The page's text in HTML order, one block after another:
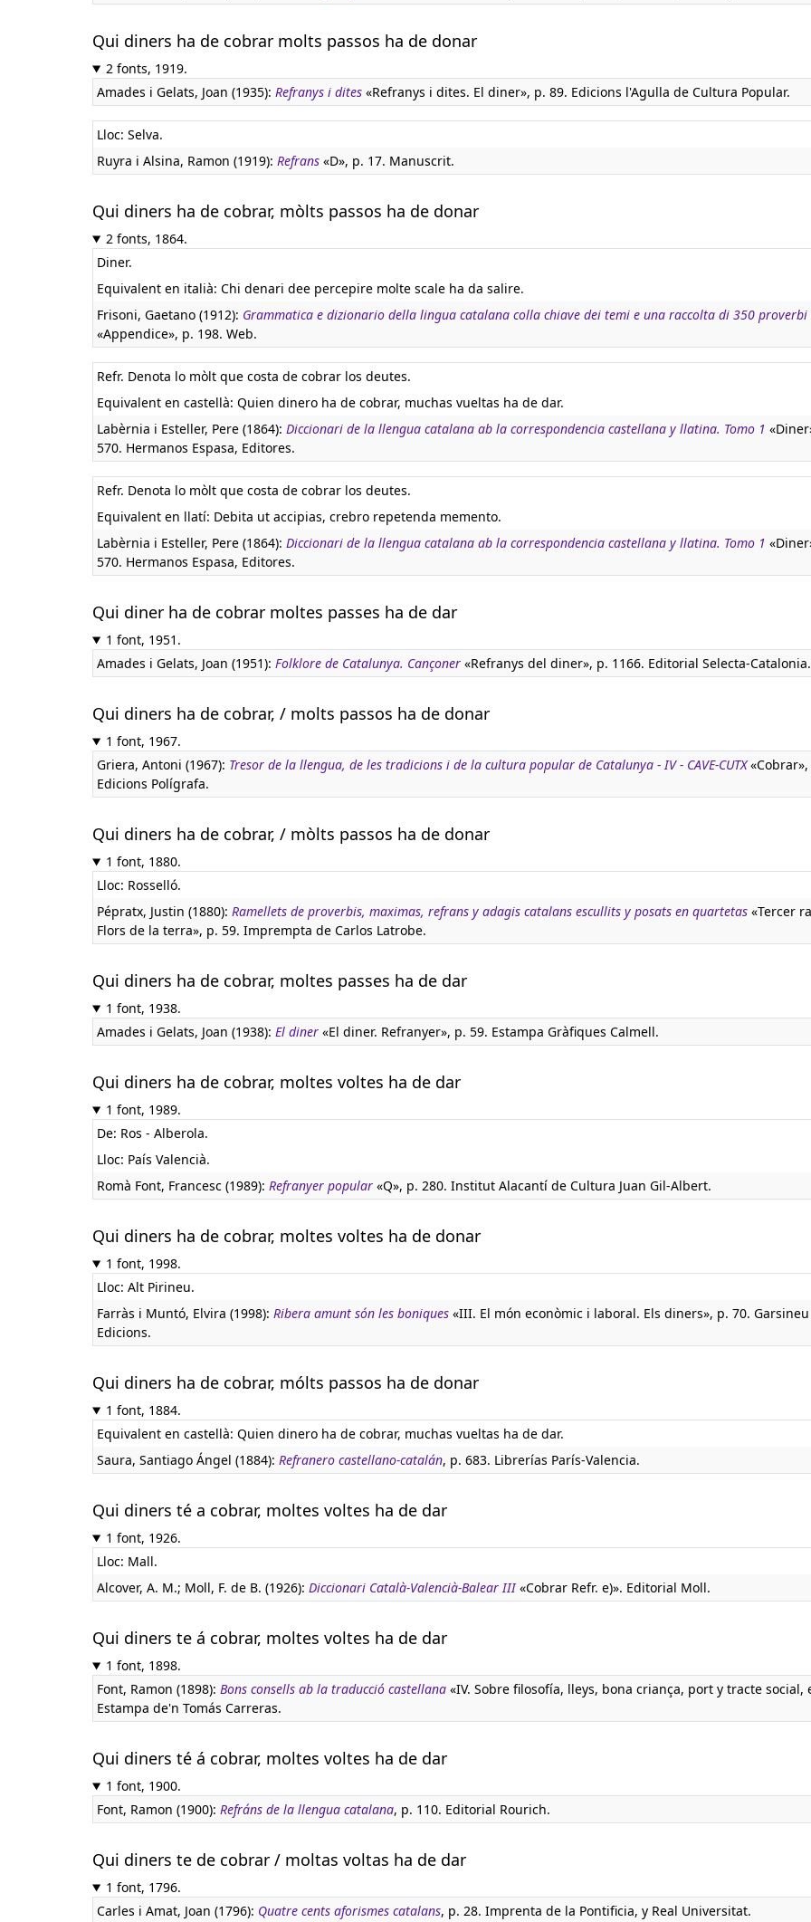
Qui diners ha de cobrar molts passos ha de donar
2 fonts, 1919.
Amades i Gelats, Joan (1935): Refranys i dites «Refranys i dites. El diner», p. 89. Edicions l'Agulla de Cultura Popular.
Lloc: Selva.
Ruyra i Alsina, Ramon (1919): Refrans «D», p. 17. Manuscrit.
Qui diners ha de cobrar, mòlts passos ha de donar
2 fonts, 1864.
Diner.
Equivalent en italià: Chi denari dee percepire molte scale ha da salire.
Frisoni, Gaetano (1912): Grammatica e dizionario della lingua catalana colla chiave dei temi e una raccolta di 350 proverbi
«Appendice», p. 198. Web.
Refr. Denota lo mòlt que costa de cobrar los deutes.
Equivalent en castellà: Quien dinero ha de cobrar, muchas vueltas ha de dar.
Labèrnia i Esteller, Pere (1864): Diccionari de la llengua catalana ab la correspondencia castellana y llatina. Tomo 1
570. Hermanos Espasa, Editores.
Refr. Denota lo mòlt que costa de cobrar los deutes.
Equivalent en llatí: Debita ut accipias, crebro repetenda memento.
Labèrnia i Esteller, Pere (1864): Diccionari de la llengua catalana ab la correspondencia castellana y llatina. Tomo 1
570. Hermanos Espasa, Editores.
Qui diner ha de cobrar moltes passes ha de dar
1 font, 1951.
Amades i Gelats, Joan (1951): Folklore de Catalunya. Cançoner «Refranys del diner», p. 1166. Editorial Selecta-Catalonia.
Qui diners ha de cobrar, / molts passos ha de donar
1 font, 1967.
Griera, Antoni (1967): Tresor de la llengua, de les tradicions i de la cultura popular de Catalunya - IV - CAVE-CUTX«Cobrar»,
Edicions Polígrafa.
Qui diners ha de cobrar, / mòlts passos ha de donar
1 font, 1880.
Lloc: Rosselló.
Pépratx, Justin (1880): Ramellets de proverbis, maximas, refrans y adagis catalans escullits y posats en quartetas «Tercer
Flors de la terra», p. 59. Imprempta de Carlos Latrobe.
Qui diners ha de cobrar, moltes passes ha de dar
1 font, 1938.
Amades i Gelats, Joan (1938): El diner «El diner. Refranyer», p. 59. Estampa Gràfiques Calmell.
Qui diners ha de cobrar, moltes voltes ha de dar
1 font, 1989.
De: Ros - Alberola.
Lloc: País Valencià.
Romà Font, Francesc (1989): Refranyer popular «Q», p. 280. Institut Alacantí de Cultura Juan Gil-Albert.
Qui diners ha de cobrar, moltes voltes ha de donar
1 font, 1998.
Lloc: Alt Pirineu.
Farràs i Muntó, Elvira (1998): Ribera amunt són les boniques «III. El món econòmic i laboral. Els diners», p. 70. Garsineu
Edicions.
Qui diners ha de cobrar, mólts passos ha de donar
1 font, 1884.
Equivalent en castellà: Quien dinero ha de cobrar, muchas vueltas ha de dar.
Saura, Santiago Ángel (1884): Refranero castellano-catalán, p. 683. Librerías París-Valencia.
Qui diners té a cobrar, moltes voltes ha de dar
1 font, 1926.
Lloc: Mall.
Alcover, A. M.; Moll, F. de B. (1926): Diccionari Català-Valencià-Balear III«Cobrar Refr. e)». Editorial Moll.
Qui diners te á cobrar, moltes voltes ha de dar
1 font, 1898.
Font, Ramon (1898): Bons consells ab la traducció castellana «IV. Sobre filosofía, lleys, bona criança, port y tracte social,
Estampa de'n Tomás Carreras.
Qui diners té á cobrar, moltes voltes ha de dar
1 font, 1900.
Font, Ramon (1900): Refráns de la llengua catalana, p. 110. Editorial Rourich.
Qui diners te de cobrar / moltas voltas ha de dar
1 font, 1796.
Carles i Amat, Joan (1796): Quatre cents aforismes catalans, p. 28. Imprenta de la Pontificia, y Real Universitat.